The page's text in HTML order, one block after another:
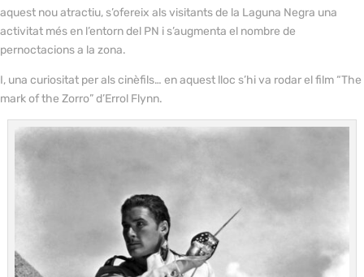
aquest nou atractiu, s’ofereix als visitants de la Laguna Negra una
activitat més en l’entorn del PN i s’augmenta el nombre de
pernoctacions a la zona.
I, una curiositat per als cinèfils… en aquest lloc s’hi va rodar el film “The
mark of the Zorro” d’Errol Flynn.